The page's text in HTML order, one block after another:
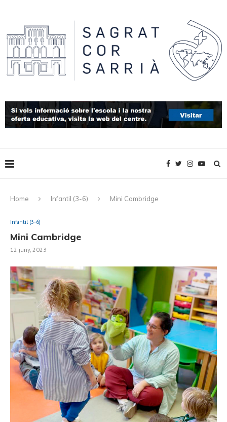
Home Infantil (3-6) Mini Cambridge
Infantil (3-6)
Mini Cambridge
12 juny, 2023